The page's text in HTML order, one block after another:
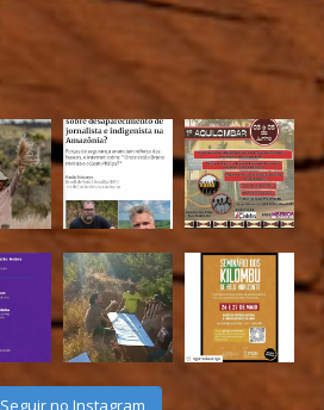
Seguir no Instagram